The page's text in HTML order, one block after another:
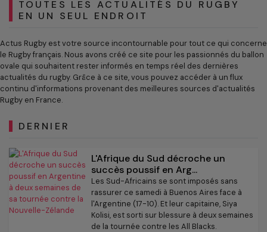
TOUTES LES ACTUALITÉS DU RUGBY
EN UN SEUL ENDROIT
Actus Rugby est votre source incontournable pour tout ce qui concerne
le Rugby français. Nous avons créé ce site pour les passionnés du ballon
ovale qui souhaitent rester informés en temps réel des dernières
actualités du rugby. Grâce à ce site, vous pouvez accéder à un flux
continu d'informations provenant des meilleures sources d'actualités
Rugby en France.
DERNIER
L'Afrique du Sud décroche un
succès poussif en Arg...
Les Sud-Africains se sont imposés sans
rassurer ce samedi à Buenos Aires face à
l'Argentine (17-10). Et leur capitaine, Siya
Kolisi, est sorti sur blessure à deux semaines
de la tournée contre les All Blacks.